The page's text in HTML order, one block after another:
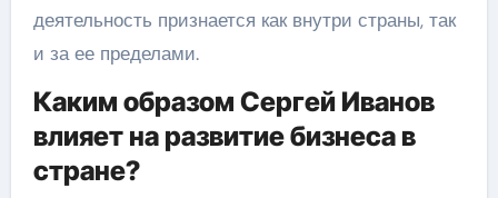
деятельность признается как внутри страны, так
и за ее пределами.
Каким образом Сергей Иванов
влияет на развитие бизнеса в
стране?